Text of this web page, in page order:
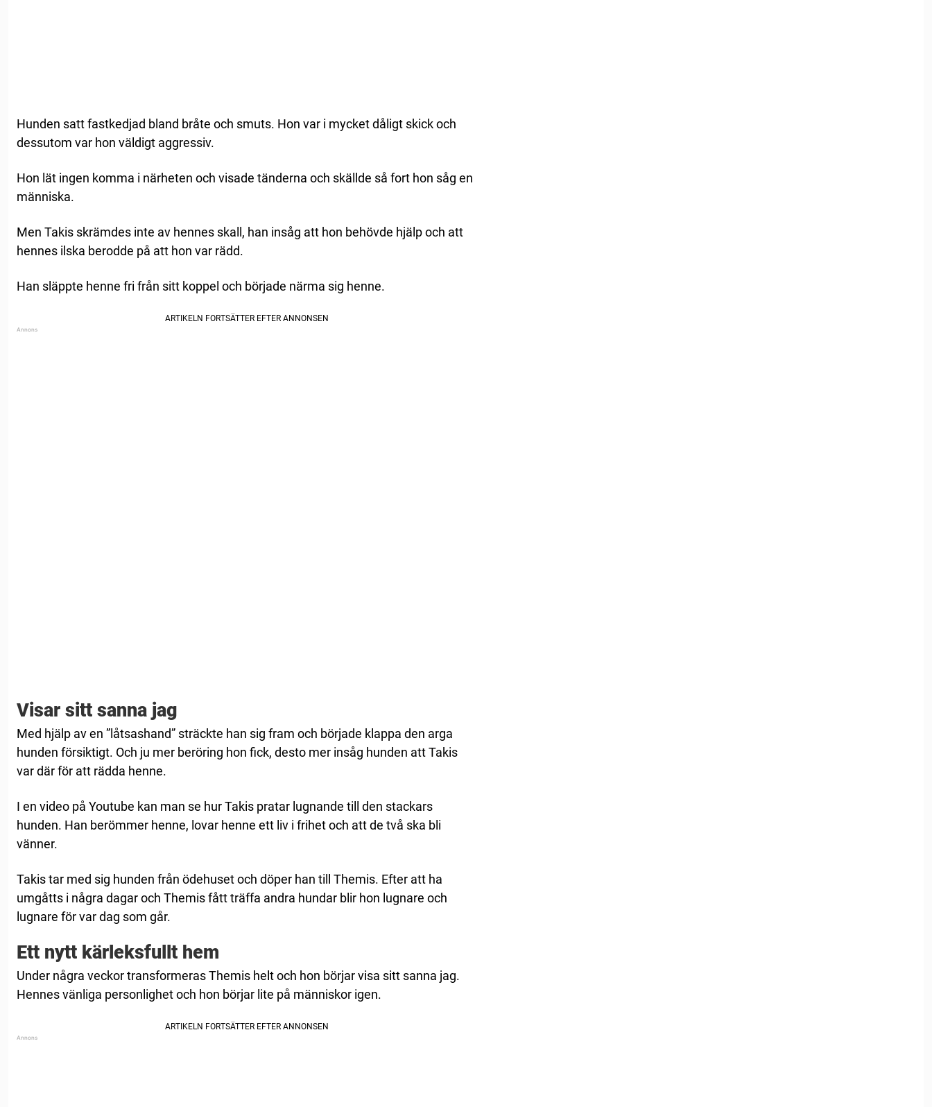
Hunden satt fastkedjad bland bråte och smuts. Hon var i mycket dåligt skick och
dessutom var hon väldigt aggressiv.
Hon lät ingen komma i närheten och visade tänderna och skällde så fort hon såg en
människa.
Men Takis skrämdes inte av hennes skall, han insåg att hon behövde hjälp och att
hennes ilska berodde på att hon var rädd.
Han släppte henne fri från sitt koppel och började närma sig henne.
Visar sitt sanna jag
Med hjälp av en ”låtsashand” sträckte han sig fram och började klappa den arga
hunden försiktigt. Och ju mer beröring hon fick, desto mer insåg hunden att Takis
var där för att rädda henne.
I en video på Youtube kan man se hur Takis pratar lugnande till den stackars
hunden. Han berömmer henne, lovar henne ett liv i frihet och att de två ska bli
vänner.
Takis tar med sig hunden från ödehuset och döper han till Themis. Efter att ha
umgåtts i några dagar och Themis fått träffa andra hundar blir hon lugnare och
lugnare för var dag som går.
Ett nytt kärleksfullt hem
Under några veckor transformeras Themis helt och hon börjar visa sitt sanna jag.
Hennes vänliga personlighet och hon börjar lite på människor igen.